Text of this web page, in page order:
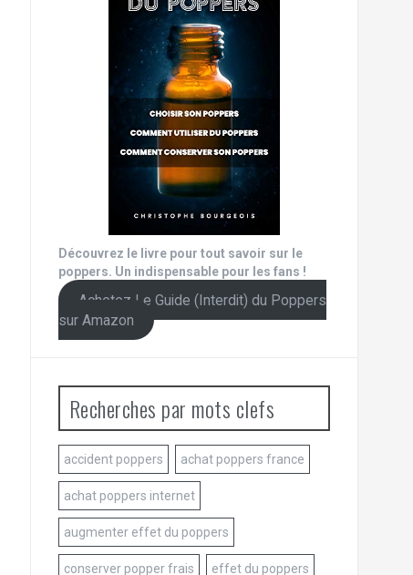
Découvrez le livre pour tout savoir sur le
poppers. Un indispensable pour les fans !
Achetez Le Guide (Interdit) du Poppers
sur Amazon
Recherches par mots clefs
accident poppers achat poppers france
achat poppers internet
augmenter effet du poppers
conserver popper frais effet du poppers